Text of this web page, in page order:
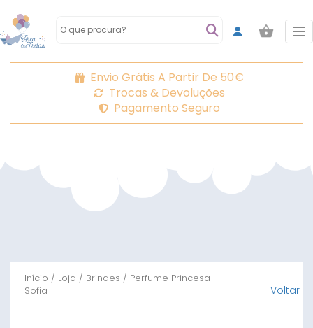
Envio Grátis A Partir De 50€
Trocas & Devoluções
Pagamento Seguro
Início / Loja / Brindes / Perfume Princesa
Sofia
Voltar